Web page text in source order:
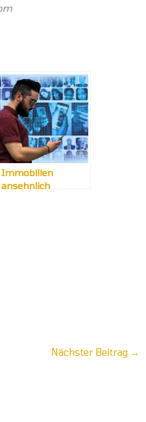
Immobilien
ansehnlich
Nächster Beitrag →